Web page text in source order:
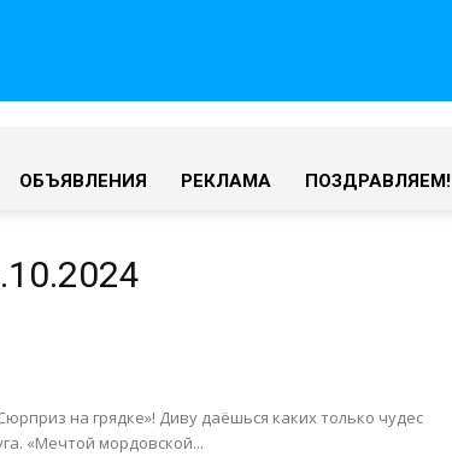
ОБЪЯВЛЕНИЯ РЕКЛАМА ПОЗДРАВЛЯЕМ!
на грядке»! Диву даёшься каких только чудес
«Мечтой мордовской...